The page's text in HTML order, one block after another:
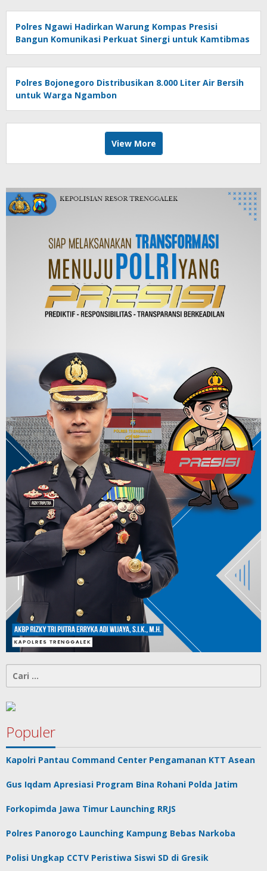
Polres Ngawi Hadirkan Warung Kompas Presisi
Bangun Komunikasi Perkuat Sinergi untuk Kamtibmas
Polres Bojonegoro Distribusikan 8.000 Liter Air Bersih
untuk Warga Ngambon
View More
untuk:
Populer
Kapolri Pantau Command Center Pengamanan KTT Asean
Gus Iqdam Apresiasi Program Bina Rohani Polda Jatim
Forkopimda Jawa Timur Launching RRJS
Polres Panorogo Launching Kampung Bebas Narkoba
Polisi Ungkap CCTV Peristiwa Siswi SD di Gresik